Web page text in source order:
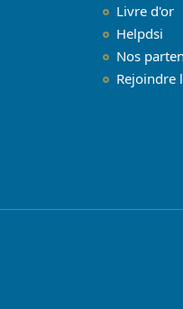
Livre d'or
Helpdsi
Nos
Rejoindre